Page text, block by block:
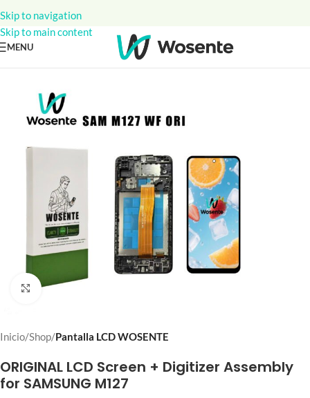
Skip to navigation
Skip to main content
MENU
Click to enlarge
Inicio Shop Pantalla LCD WOSENTE
ORIGINAL LCD Screen + Digitizer Assembly
for SAMSUNG M127